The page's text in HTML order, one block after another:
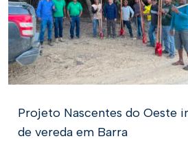
Projeto Nascentes do Oeste
de vereda em Barra